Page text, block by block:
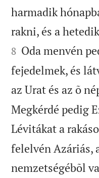
harmadik
rakni, és a
8 Oda menvén
fejedelmek, és
az Urat és az õ
Megkérdé pedig
Lévitákat a
felelvén Azáriás,
nemzetségébõl